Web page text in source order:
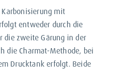
mit
entweder durch die
die zweite Gärung in der
die Charmat-Methode, bei
Drucktank erfolgt. Beide